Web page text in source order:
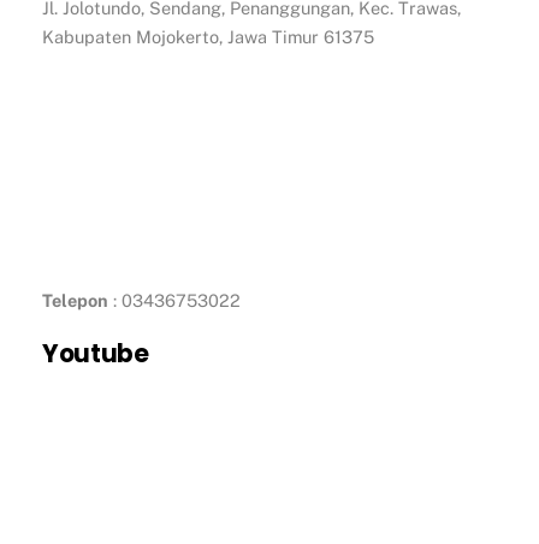
Jl. Jolotundo, Sendang, Penanggungan, Kec. Trawas,
Kabupaten Mojokerto, Jawa Timur 61375
Telepon : 03436753022
Youtube